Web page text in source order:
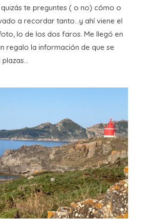
te preguntes ( o no) cómo o
a recordar tanto…y ahí viene el
lo de los dos faros. Me llegó en
regalo la información de que se